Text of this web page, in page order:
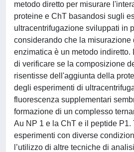
metodo diretto per misurare
proteine e ChT basandosi sugli
ultracentrifugazione sviluppati in
considerando che la misurazione
enzimatica è un metodo indiretto.
di verificare se la composizione
risentisse dell'aggiunta della
degli esperimenti di
fluorescenza supplementari
formazione di un complesso
Au NP 1 e la ChT e il peptide P1.
esperimenti con diverse
l’utilizzo di altre tecniche di